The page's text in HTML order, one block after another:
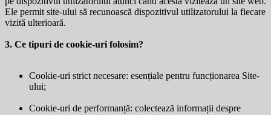
Ele permit site-ului să recunoască dispozitivul utilizatorului la fiecare
vizită ulterioară.
3. Ce tipuri de cookie-uri folosim?
Cookie-uri strict necesare: esențiale pentru funcționarea Site-
ului;
Cookie-uri de performanță: colectează informații despre